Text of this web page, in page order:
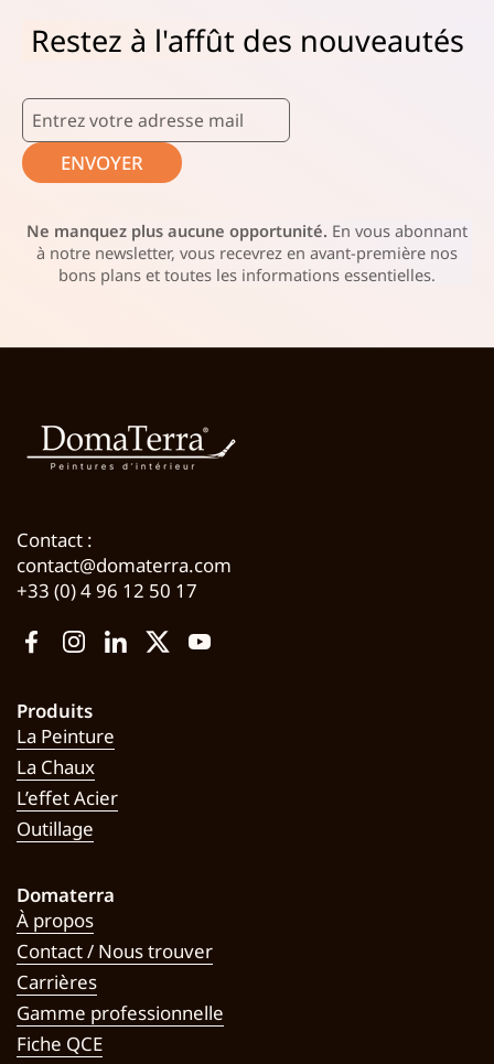
Restez à l'affût des nouveautés
ENVOYER
Ne manquez plus aucune opportunité. En vous abonnant
à notre newsletter, vous recevrez en avant-première nos
bons plans et toutes les informations essentielles.
Contact :
contact@domaterra.com
+33 (0) 4 96 12 50 17
FacebookInstagram
LinkedIn
TwitterYouTube
Produits
La Peinture
La Chaux
L’effet Acier
Outillage
Domaterra
À propos
Contact / Nous trouver
Carrières
Gamme professionnelle
Fiche QCE